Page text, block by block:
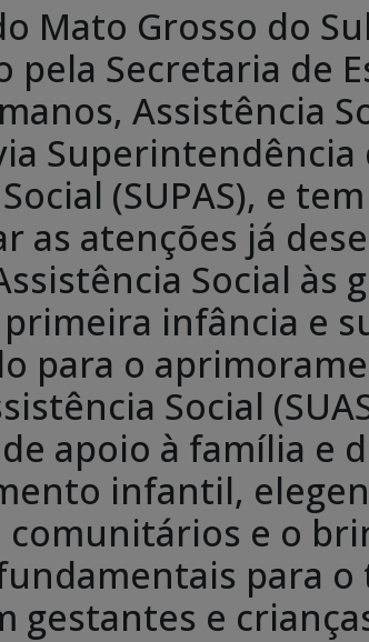
Mato Grosso do
pela Secretaria de
Assistência
(SUPAS), e
as atenções já
Social às
infância e
para o
Social
apoio à família e
infantil,
e o
para o
gestantes e